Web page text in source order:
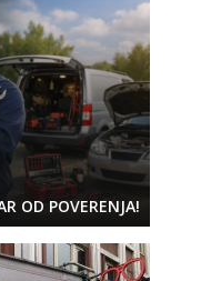
OD POVERENJA!